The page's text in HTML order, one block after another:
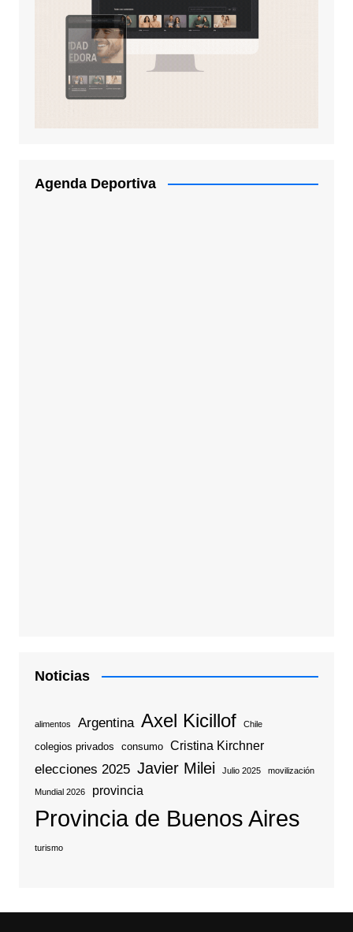
Agenda Deportiva
Noticias
alimentos Argentina Axel Kicillof Chile
colegios privados consumo Cristina Kirchner
elecciones 2025 Javier Milei Julio 2025 movilización
Mundial 2026 provincia
Provincia de Buenos Aires
turismo